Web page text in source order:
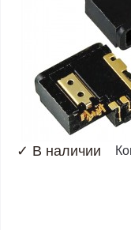
✓ В наличии